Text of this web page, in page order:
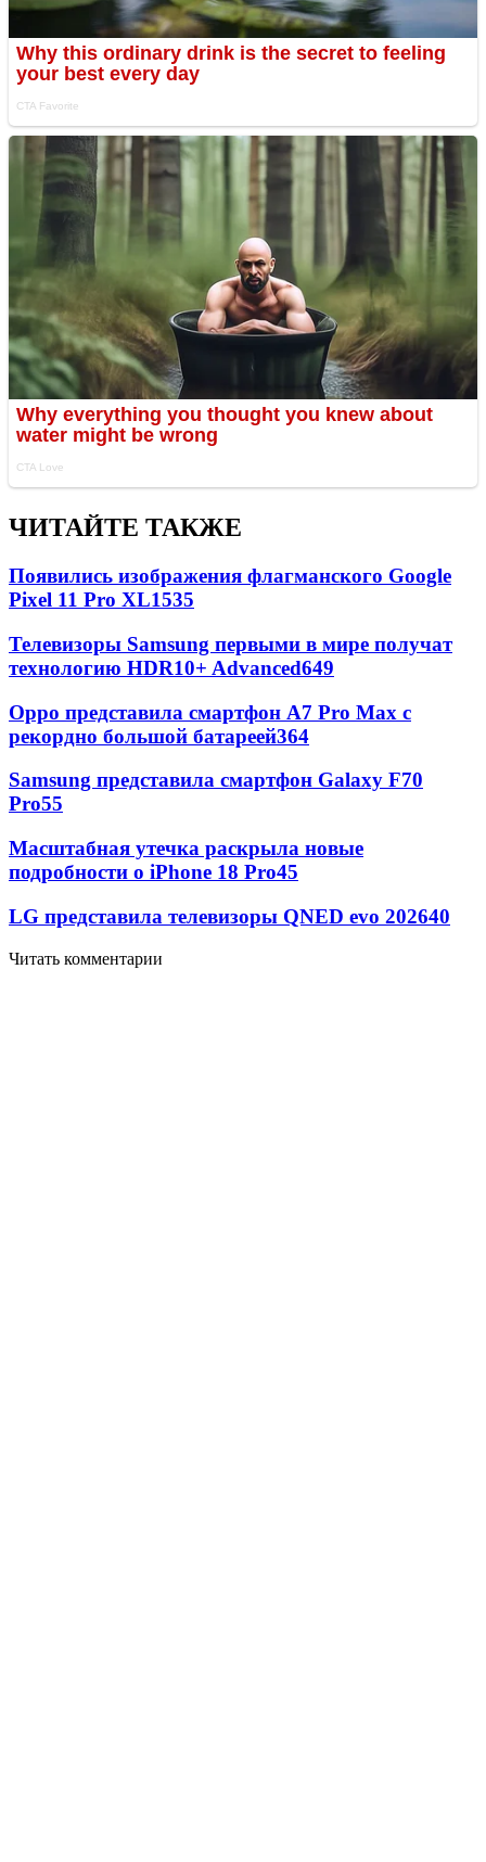
ЧИТАЙТЕ ТАКЖЕ
Появились изображения флагманского Google
Pixel 11 Pro XL1535
Телевизоры Samsung первыми в мире получат
технологию HDR10+ Advanced649
Oppo представила смартфон A7 Pro Max с
рекордно большой батареей364
Samsung представила смартфон Galaxy F70
Pro55
Масштабная утечка раскрыла новые
подробности о iPhone 18 Pro45
LG представила телевизоры QNED evo 202640
Читать комментарии